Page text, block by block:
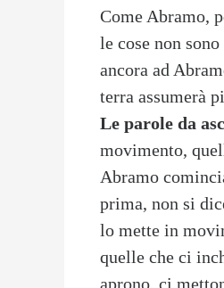
Come Abramo,
le cose non
ancora ad
terra assumerà
Le parole da
movimento,
Abramo
prima, non si
lo mette in
quelle che ci
aprono, ci